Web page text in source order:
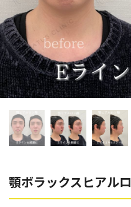
看護師一覧
新着情報
東山 麻伊子
松村 仁
泉 洋平
辻橋 勇祐
阿部 竜介
Parts
部位から探す
額
こめかみ
ボ
ボ
ボ
レ
ダ
ネハ
リ
顎ボラックスヒアル